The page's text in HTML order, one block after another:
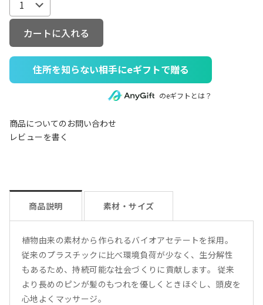
カートに入れる
住所を知らない相手にeギフトで贈る
のeギフトとは？
商品についてのお問い合わせ
レビューを書く
商品説明 素材・サイズ
植物由来の素材から作られるバイオアセテートを採用。
従来のプラスチックに比べ環境負荷が少なく、生分解性
もあるため、持続可能な社会づくりに貢献します。 従来
より長めのピンが髪のもつれを優しくときほぐし、頭皮を
心地よくマッサージ。